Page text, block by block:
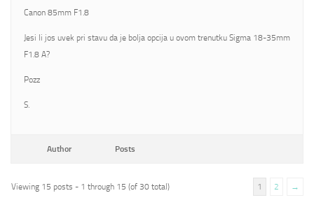
Canon 85mm F1.8
Jesi li jos uvek pri stavu da je bolja opcija u ovom trenutku Sigma 18-35mm
F1.8 A?
Pozz
S.
Author Posts
Viewing 15 posts - 1 through 15 (of 30 total) 1 2 →